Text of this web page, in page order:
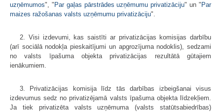
uzņēmumos", "Par gaļas pārstrādes uzņēmumu privatizāciju" un "Par
maizes ražošanas valsts uzņēmumu privatizāciju".
2. Visi izdevumi, kas saistīti ar privatizācijas komisijas darbību
(arī sociālā nodokļa pieskaitījumi un apgrozījuma nodoklis), sedzami
no valsts īpašuma objekta privatizācijas rezultātā gūtajiem
ienākumiem.
3. Privatizācijas komisija līdz tās darbības izbeigšanai visus
izdevumus sedz no privatizējamā valsts īpašuma objekta līdzekļiem.
Ja tiek privatizēta valsts uzņēmuma (valsts statūtsabiedrības)